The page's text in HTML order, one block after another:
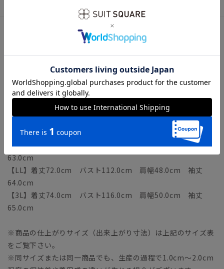
モデル：178cm B85cm W70cm H88cm
着用サイズ：L
【S】着丈66.0cm バスト100.0cm 肩幅42.0cm 袖丈
【M】着丈68.0cm バスト104.0cm 肩幅44.0cm 袖丈
62.0cm
【L】着丈70.0cm バスト108.0cm 肩幅46.0cm 袖丈
63.0cm
【LL】着丈72.0cm バスト112.0cm 肩幅48.0cm 袖丈
64.0cm
【3L】着丈74.0cm バスト116.0cm 肩幅50.0cm 袖丈
65.0cm
※商品の仕上がりサイズ（出来上がり寸法）は上記のサイズ表
をご覧下さい。
※同サイズまたは同一商品でも、生産の過程で1.0cm～2.0cm